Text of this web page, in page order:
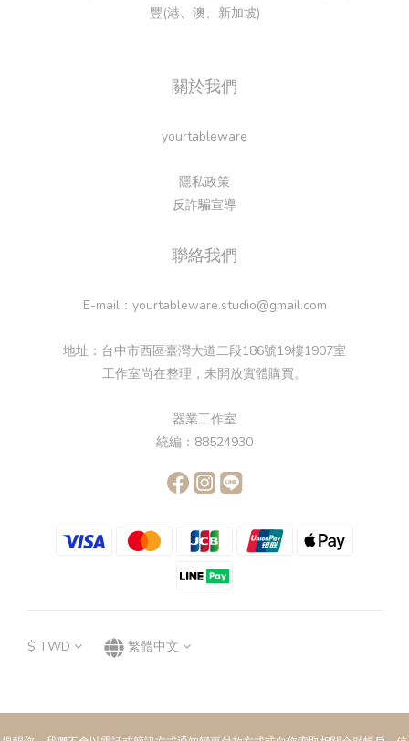
豐(港、澳、新加坡)
關於我們
yourtableware
隱私政策
反詐騙宣導
聯絡我們
E-mail：yourtableware.studio@gmail.com
地址：台中市西區臺灣大道二段186號19樓1907室
工作室尚在整理，未開放實體購買。
器業工作室
統編：88524930
$ TWD 繁體中文